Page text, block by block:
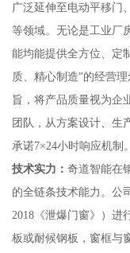
广泛延伸至电动平移门
等领域。无论是工业厂
能均能提供全方位、定
质、精心制造”的经营
旨，将产品质量视为企
团队，从方案设计、生
承诺7×24小时响应机制。
技术实力： 奇道智能在
的全链条技术能力。公
2018《泄爆门窗》）进
板或耐候钢板，窗框与